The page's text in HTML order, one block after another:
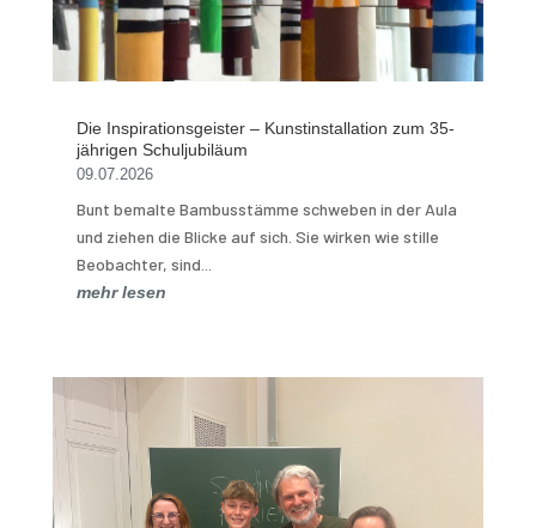
Die Inspirationsgeister – Kunstinstallation zum 35-
jährigen Schuljubiläum
09.07.2026
Bunt bemalte Bambusstämme schweben in der Aula
und ziehen die Blicke auf sich. Sie wirken wie stille
Beobachter, sind...
mehr lesen